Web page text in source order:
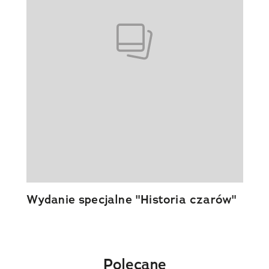
Wydanie specjalne "Historia czarów"
Polecane